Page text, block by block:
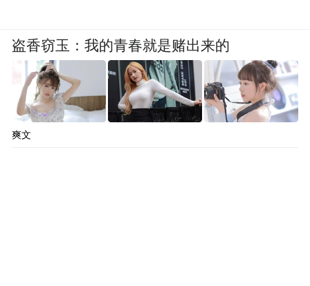
盗香窃玉：我的青春就是赌出来的
爽文